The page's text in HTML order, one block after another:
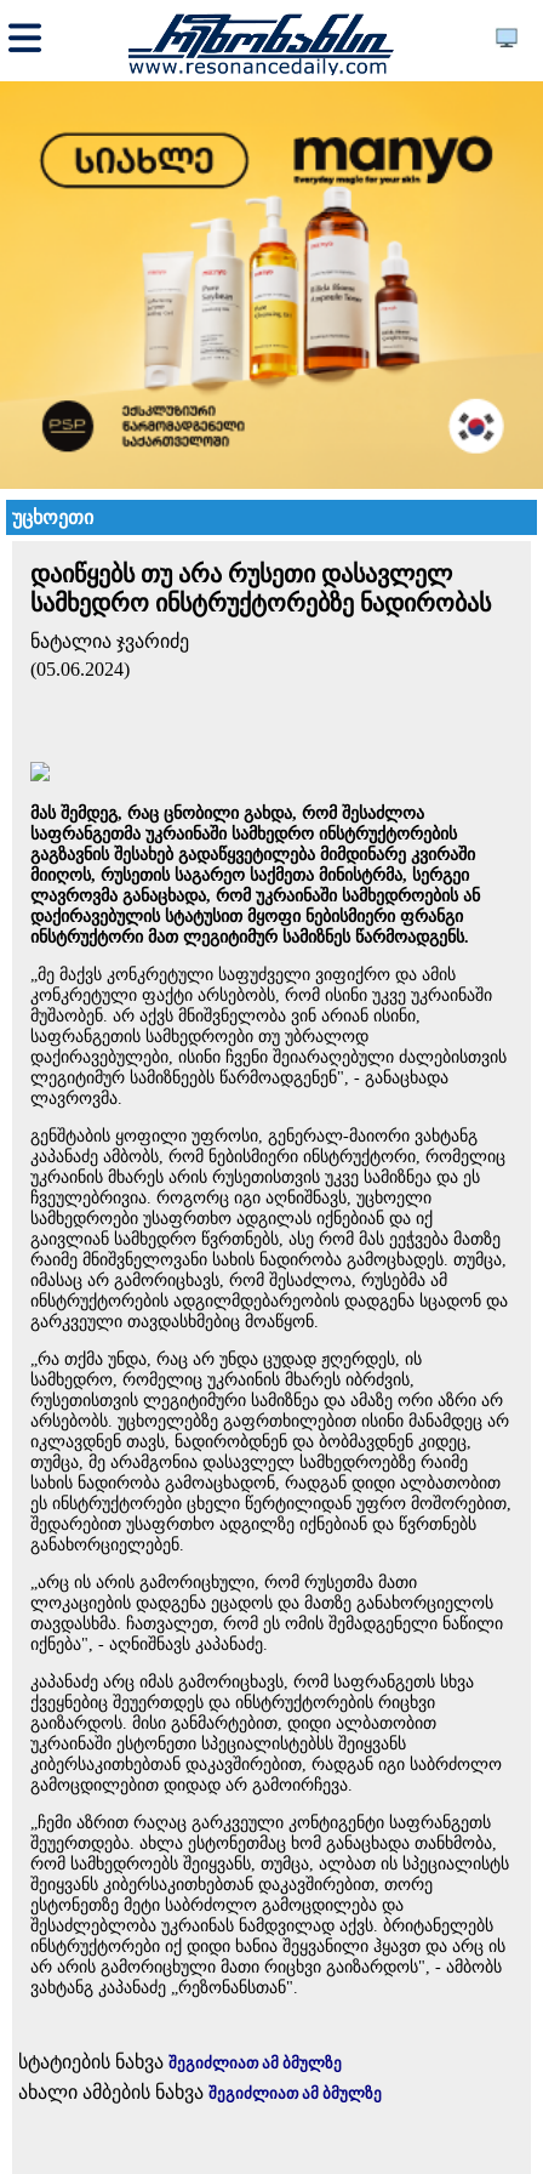
უცხოეთი
დაიწყებს თუ არა რუსეთი დასავლელ
სამხედრო ინსტრუქტორებზე ნადირობას
ნატალია ჯვარიძე
(05.06.2024)
მას შემდეგ, რაც ცნობილი გახდა, რომ შესაძლოა
საფრანგეთმა უკრაინაში სამხედრო ინსტრუქტორების
გაგზავნის შესახებ გადაწყვეტილება მიმდინარე კვირაში
მიიღოს, რუსეთის საგარეო საქმეთა მინისტრმა, სერგეი
ლავროვმა განაცხადა, რომ უკრაინაში სამხედროების ან
დაქირავებულის სტატუსით მყოფი ნებისმიერი ფრანგი
ინსტრუქტორი მათ ლეგიტიმურ სამიზნეს წარმოადგენს.
„მე მაქვს კონკრეტული საფუძველი ვიფიქრო და ამის
კონკრეტული ფაქტი არსებობს, რომ ისინი უკვე უკრაინაში
მუშაობენ. არ აქვს მნიშვნელობა ვინ არიან ისინი,
საფრანგეთის სამხედროები თუ უბრალოდ
დაქირავებულები, ისინი ჩვენი შეიარაღებული ძალებისთვის
ლეგიტიმურ სამიზნეებს წარმოადგენენ", - განაცხადა
ლავროვმა.
გენშტაბის ყოფილი უფროსი, გენერალ-მაიორი ვახტანგ
კაპანაძე ამბობს, რომ ნებისმიერი ინსტრუქტორი, რომელიც
უკრაინის მხარეს არის რუსეთისთვის უკვე სამიზნეა და ეს
ჩვეულებრივია. როგორც იგი აღნიშნავს, უცხოელი
სამხედროები უსაფრთხო ადგილას იქნებიან და იქ
გაივლიან სამხედრო წვრთნებს, ასე რომ მას ეეჭვება მათზე
რაიმე მნიშვნელოვანი სახის ნადირობა გამოცხადეს. თუმცა,
იმასაც არ გამორიცხავს, რომ შესაძლოა, რუსებმა ამ
ინსტრუქტორების ადგილმდებარეობის დადგენა სცადონ და
გარკვეული თავდასხმებიც მოაწყონ.
„რა თქმა უნდა, რაც არ უნდა ცუდად ჟღერდეს, ის
სამხედრო, რომელიც უკრაინის მხარეს იბრძვის,
რუსეთისთვის ლეგიტიმური სამიზნეა და ამაზე ორი აზრი არ
არსებობს. უცხოელებზე გაფრთხილებით ისინი მანამდეც არ
იკლავდნენ თავს, ნადირობდნენ და ბობმავდნენ კიდეც,
თუმცა, მე არამგონია დასავლელ სამხედროებზე რაიმე
სახის ნადირობა გამოაცხადონ, რადგან დიდი ალბათობით
ეს ინსტრუქტორები ცხელი წერტილიდან უფრო მოშორებით,
შედარებით უსაფრთხო ადგილზე იქნებიან და წვრთნებს
განახორციელებენ.
„არც ის არის გამორიცხული, რომ რუსეთმა მათი
ლოკაციების დადგენა ეცადოს და მათზე განახორციელოს
თავდასხმა. ჩათვალეთ, რომ ეს ომის შემადგენელი ნაწილი
იქნება", - აღნიშნავს კაპანაძე.
კაპანაძე არც იმას გამორიცხავს, რომ საფრანგეთს სხვა
ქვეყნებიც შეუერთდეს და ინსტრუქტორების რიცხვი
გაიზარდოს. მისი განმარტებით, დიდი ალბათობით
უკრაინაში ესტონეთი სპეციალისტებსს შეიყვანს
კიბერსაკითხებთან დაკავშირებით, რადგან იგი საბრძოლო
გამოცდილებით დიდად არ გამოირჩევა.
„ჩემი აზრით რაღაც გარკვეული კონტიგენტი საფრანგეთს
შეუერთდება. ახლა ესტონეთმაც ხომ განაცხადა თანხმობა,
რომ სამხედროებს შეიყვანს, თუმცა, ალბათ ის სპეციალისტს
შეიყვანს კიბერსაკითხებთან დაკავშირებით, თორე
ესტონეთზე მეტი საბრძოლო გამოცდილება და
შესაძლებლობა უკრაინას ნამდვილად აქვს. ბრიტანელებს
ინსტრუქტორები იქ დიდი ხანია შეყვანილი ჰყავთ და არც ის
არ არის გამორიცხული მათი რიცხვი გაიზარდოს", - ამბობს
ვახტანგ კაპანაძე „რეზონანსთან".
სტატიების ნახვა შეგიძლიათ ამ ბმულზე
ახალი ამბების ნახვა შეგიძლიათ ამ ბმულზე